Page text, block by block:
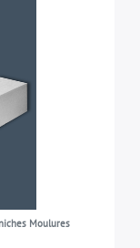
Moulures